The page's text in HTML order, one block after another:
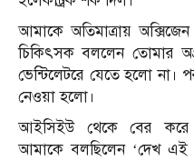
আমাকে অতিমাত্রায়
চিকিৎসক বললেন তোমার
ভেন্টিলেটরে যেতে হলো না।
নেওয়া হলো।
আইসিইউ থেকে বের করে
আমাকে বলছিলেন ‘দেখ এই